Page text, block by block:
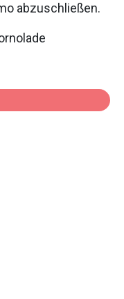
abzuschließen.